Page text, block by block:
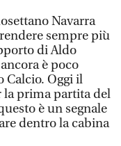
Navarra
sempre più
di Aldo
è poco
Calcio. Oggi il
la prima partita del
è un segnale
dentro la cabina